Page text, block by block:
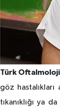
Türk
göz
tıkanıklığı ya